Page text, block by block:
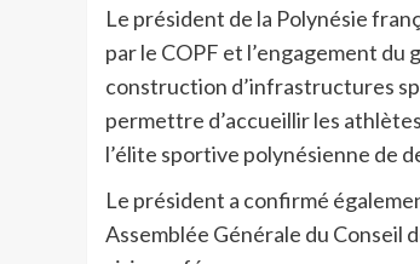
Le président de la Polynésie
par le COPF et l’engagement
construction d’infrastructures
permettre d’accueillir les
l’élite sportive polynésienne de
Le président a confirmé
Assemblée Générale du Conseil